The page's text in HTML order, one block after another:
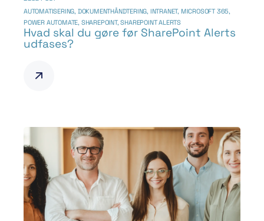
AUTOMATISERING, DOKUMENTHÅNDTERING, INTRANET, MICROSOFT 365,
POWER AUTOMATE, SHAREPOINT,SHAREPOINT ALERTS
Hvad skal du gøre før SharePoint Alerts
udfases?